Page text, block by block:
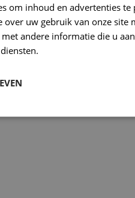
herpositioneerbare lijmlaag
om inhoud en advertenties
uw gebruik van onze site
andere informatie die u